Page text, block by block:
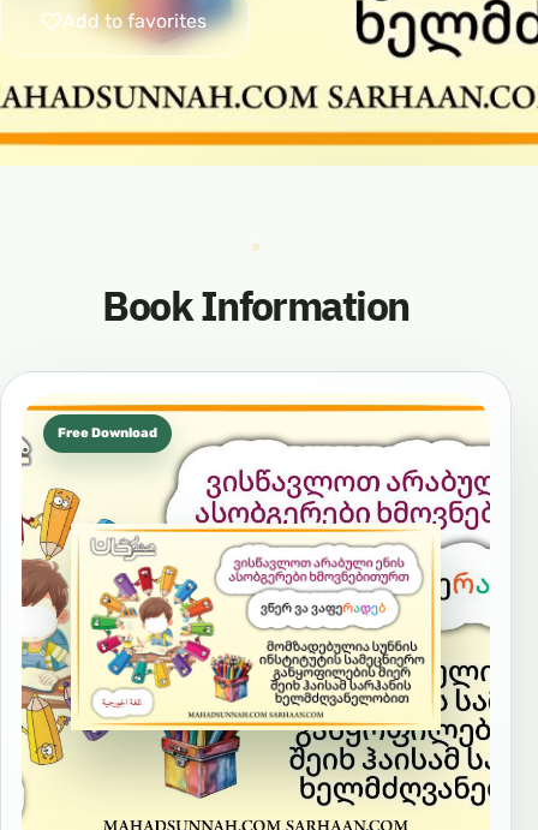
Add to favorites
Book Information
Free Download